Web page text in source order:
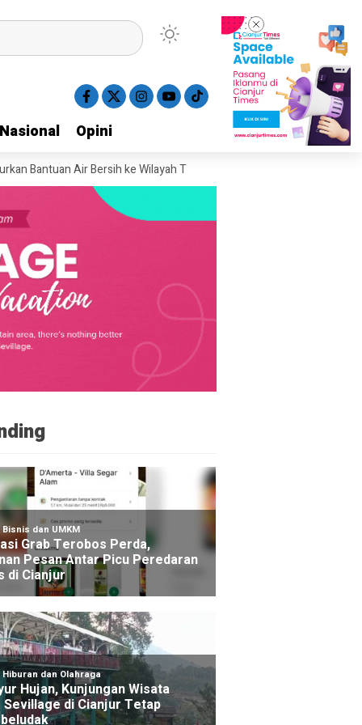
Nasional Opini
Nasional Opini
Air Bersih ke Wilayah Terdampak Kekeringan di Cianjur
Lahan Terjadi di Kawasan Alun-alun
yang lalu